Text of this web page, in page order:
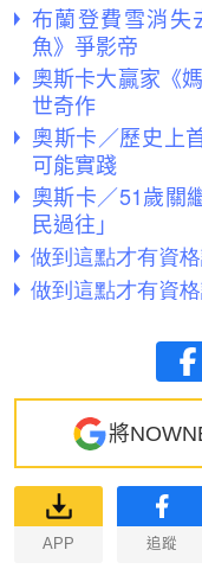
布蘭登費雪消失
魚》爭影帝
奧斯卡大贏家《
世奇作
奧斯卡／歷史上
可能實踐
奧斯卡／51歲關
民過往」
將
APP 追蹤